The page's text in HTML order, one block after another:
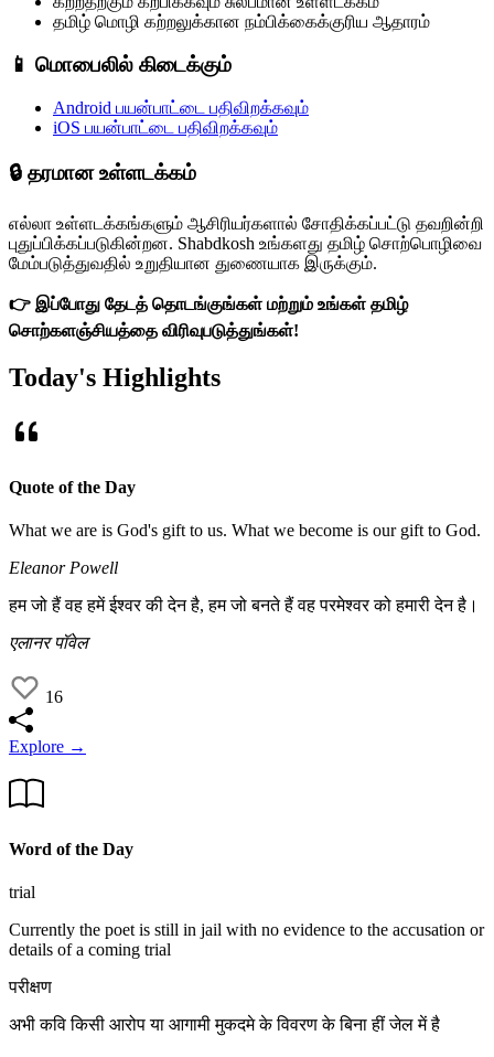
தமிழ் மொழி கற்றலுக்கான நம்பிக்கைக்குரிய ஆதாரம்
📱 மொபைலில் கிடைக்கும்
Android பயன்பாட்டை பதிவிறக்கவும்
iOS பயன்பாட்டை பதிவிறக்கவும்
🔒 தரமான உள்ளடக்கம்
எல்லா உள்ளடக்கங்களும் ஆசிரியர்களால் சோதிக்கப்பட்டு தவறின்றி
புதுப்பிக்கப்படுகின்றன. Shabdkosh உங்களது தமிழ் சொற்பொழிவை
மேம்படுத்துவதில் உறுதியான துணையாக இருக்கும்.
👉 இப்போது தேடத் தொடங்குங்கள் மற்றும் உங்கள் தமிழ்
சொற்களஞ்சியத்தை விரிவுபடுத்துங்கள்!
Today's Highlights
Quote of the Day
What we are is God's gift to us. What we become is our gift to God.
Eleanor Powell
हम जो हैं वह हमें ईश्वर की देन है, हम जो बनते हैं वह परमेश्वर को हमारी देन है।
एलानर पॉवेल
16
Explore →
Word of the Day
trial
Currently the poet is still in jail with no evidence to the accusation or
details of a coming trial
परीक्षण
अभी कवि किसी आरोप या आगामी मुकदमे के विवरण के बिना हीं जेल में है